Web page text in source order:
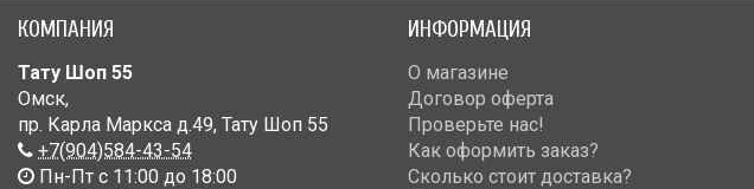
КОМПАНИЯ
Тату Шоп 55
Омск,
пр. Карла Маркса д.49, Тату Шоп 55
+7(904)584-43-54
Пн-Пт с 11:00 до 18:00
ИНФОРМАЦИЯ
О магазине
Договор оферта
Проверьте нас!
Как оформить заказ?
Сколько стоит доставка?